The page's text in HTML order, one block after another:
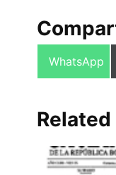
Compartir
WhatsApp